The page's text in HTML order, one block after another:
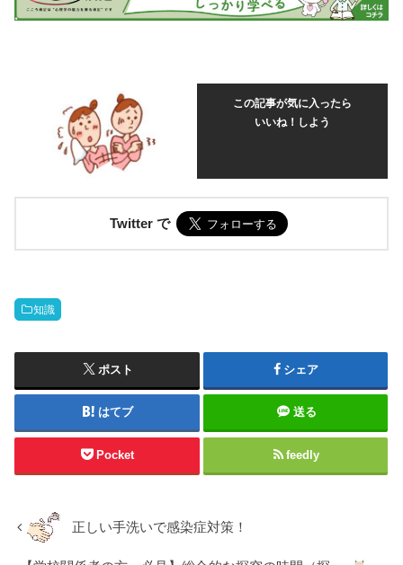
この記事が気に入ったら
いいね！しよう
Twitter で
知識
ポスト シェア
はてブ 送る
Pocket feedly
正しい手洗いで感染症対策！